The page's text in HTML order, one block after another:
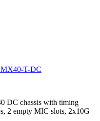
DC chassis with timing
2 empty MIC slots, 2x10G